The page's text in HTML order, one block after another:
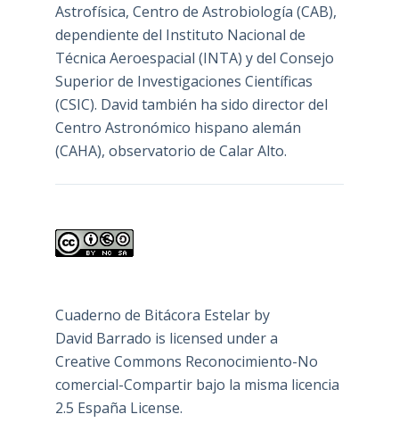
Astrofísica, Centro de Astrobiología (CAB),
dependiente del Instituto Nacional de
Técnica Aeroespacial (INTA) y del Consejo
Superior de Investigaciones Científicas
(CSIC). David también ha sido director del
Centro Astronómico hispano alemán
(CAHA), observatorio de Calar Alto.
Cuaderno de Bitácora Estelarby
David Barrado is licensed under a
Creative Commons Reconocimiento-No
comercial-Compartir bajo la misma licencia
2.5 España License.